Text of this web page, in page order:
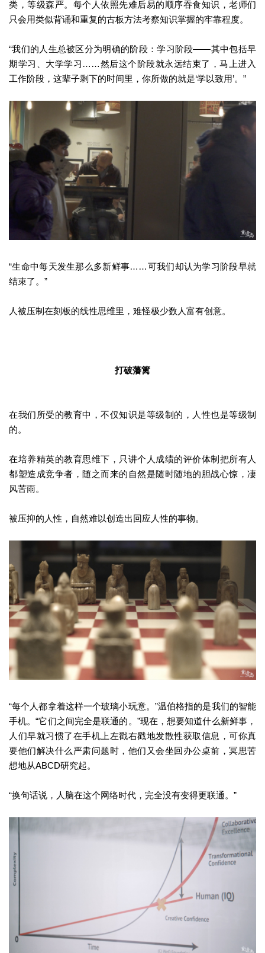
类，等级森严。每个人依照先难后易的顺序吞食知识，老师们
只会用类似背诵和重复的古板方法考察知识掌握的牢靠程度。
“我们的人生总被区分为明确的阶段：学习阶段——其中包括早
期学习、大学学习……然后这个阶段就永远结束了，马上进入
工作阶段，这辈子剩下的时间里，你所做的就是‘学以致用’。”
“生命中每天发生那么多新鲜事……可我们却认为学习阶段早就
结束了。”
人被压制在刻板的线性思维里，难怪极少数人富有创意。
打破藩篱
在我们所受的教育中，不仅知识是等级制的，人性也是等级制
的。
在培养精英的教育思维下，只讲个人成绩的评价体制把所有人
都塑造成竞争者，随之而来的自然是随时随地的胆战心惊，凄
风苦雨。
被压抑的人性，自然难以创造出回应人性的事物。
“每个人都拿着这样一个玻璃小玩意。”温伯格指的是我们的智能
手机。“它们之间完全是联通的。”现在，想要知道什么新鲜事，
人们早就习惯了在手机上左戳右戳地发散性获取信息，可你真
要他们解决什么严肃问题时，他们又会坐回办公桌前，冥思苦
想地从ABCD研究起。
“换句话说，人脑在这个网络时代，完全没有变得更联通。”